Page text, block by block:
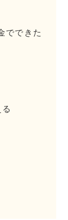
でできた